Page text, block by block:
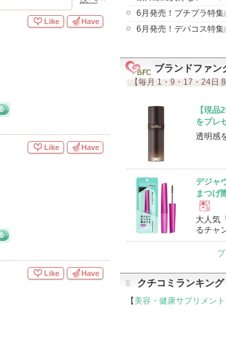
Like Have
Like Have
Like Have
6月発売！プチプラ特集
6月発売！デパコス特集
ブランドファン
【毎月 1・9・17・24日
【現
をプレ
透明感
デジャ
まつげ
現
大人気
るチャ
クチコミランキング
【美容・健康サプリメント